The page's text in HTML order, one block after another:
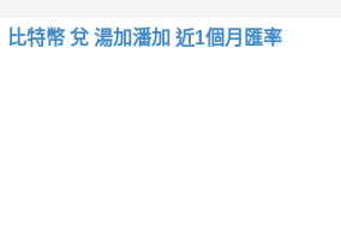
比特幣 兌 湯加潘加 近1個月匯率